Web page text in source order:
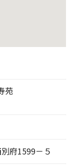
苑
府1599－５